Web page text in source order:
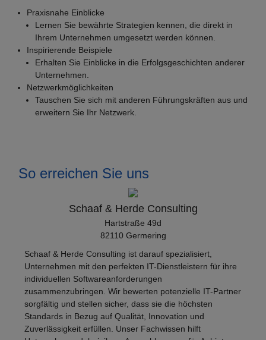
Praxisnahe Einblicke
Lernen Sie bewährte Strategien kennen, die direkt in
Ihrem Unternehmen umgesetzt werden können.
Inspirierende Beispiele
Erhalten Sie Einblicke in die Erfolgsgeschichten anderer
Unternehmen.
Netzwerkmöglichkeiten
Tauschen Sie sich mit anderen Führungskräften aus und
erweitern Sie Ihr Netzwerk.
So erreichen Sie uns
Schaaf & Herde Consulting
Hartstraße 49d
82110 Germering
Schaaf & Herde Consulting ist darauf spezialisiert,
Unternehmen mit den perfekten IT-Dienstleistern für ihre
individuellen Softwareanforderungen
zusammenzubringen. Wir bewerten potenzielle IT-Partner
sorgfältig und stellen sicher, dass sie die höchsten
Standards in Bezug auf Qualität, Innovation und
Zuverlässigkeit erfüllen. Unser Fachwissen hilft